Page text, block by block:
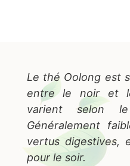
Le thé Oolong est
entre le noir et
varient selon le
Généralement
vertus digestives,
pour le soir.